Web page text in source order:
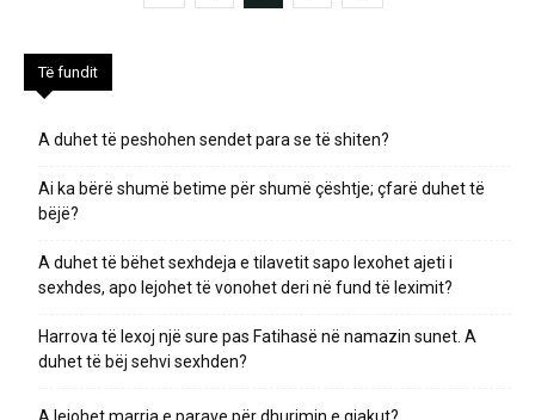
Të fundit
A duhet të peshohen sendet para se të shiten?
Ai ka bërë shumë betime për shumë çështje; çfarë duhet të
bëjë?
A duhet të bëhet sexhdeja e tilavetit sapo lexohet ajeti i
sexhdes, apo lejohet të vonohet deri në fund të leximit?
Harrova të lexoj një sure pas Fatihasë në namazin sunet. A
duhet të bëj sehvi sexhden?